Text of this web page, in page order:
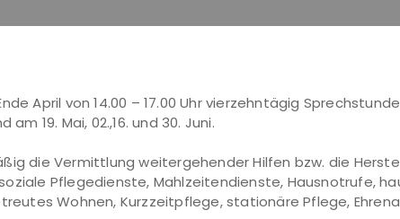
April von 14.00 – 17.00 Uhr vierzehntägig
19. Mai, 02.,16. und 30. Juni.
die Vermittlung weitergehender Hilfen bzw. die
Pflegedienste, Mahlzeitendienste, Hausnotrufe,
Wohnen, Kurzzeitpflege, stationäre Pflege,